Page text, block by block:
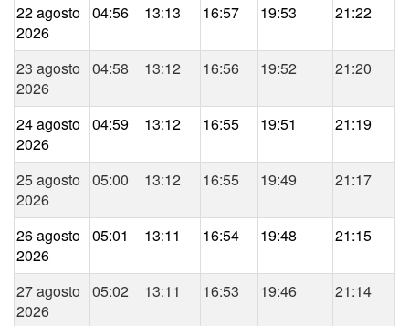
22 agosto
2026
04:56 13:13 16:57 19:53 21:22
23 agosto
2026
04:58 13:12 16:56 19:52 21:20
24 agosto
2026
04:59 13:12 16:55 19:51 21:19
25 agosto
2026
05:00 13:12 16:55 19:49 21:17
26 agosto
2026
05:01 13:11 16:54 19:48 21:15
27 agosto
2026
05:02 13:11 16:53 19:46 21:14